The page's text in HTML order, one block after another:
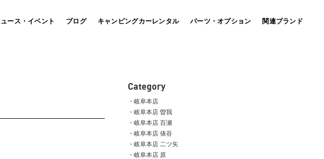
ース・イベント ブログ キャンピングカーレンタル パーツ・オプション 関連ブランド
MARU MOBI マルモビ
国土強靭化の推進へ！平時活用、有事機能発揮を形にし
たマルチパースモビリティ。
Category
岐阜本店
岐阜本店 曽我
岐阜本店 百瀬
岐阜本店 俵谷
岐阜本店 二ツ矢
岐阜本店 原